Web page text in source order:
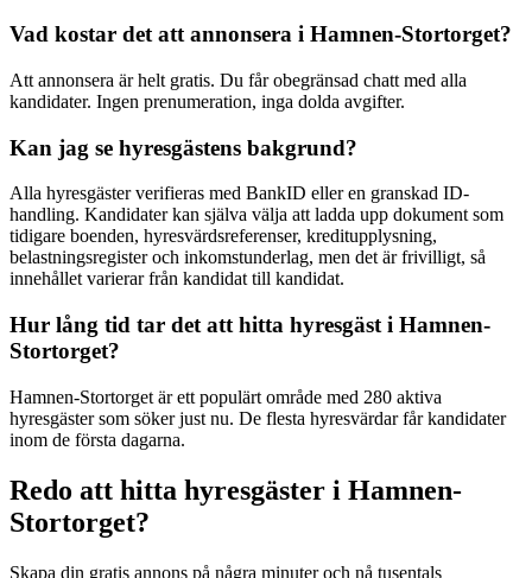
Vad kostar det att annonsera i Hamnen-Stortorget?
Att annonsera är helt gratis. Du får obegränsad chatt med alla
kandidater. Ingen prenumeration, inga dolda avgifter.
Kan jag se hyresgästens bakgrund?
Alla hyresgäster verifieras med BankID eller en granskad ID-
handling. Kandidater kan själva välja att ladda upp dokument som
tidigare boenden, hyresvärdsreferenser, kreditupplysning,
belastningsregister och inkomstunderlag, men det är frivilligt, så
innehållet varierar från kandidat till kandidat.
Hur lång tid tar det att hitta hyresgäst i Hamnen-
Stortorget?
Hamnen-Stortorget är ett populärt område med 280 aktiva
hyresgäster som söker just nu. De flesta hyresvärdar får kandidater
inom de första dagarna.
Redo att hitta hyresgäster i Hamnen-
Stortorget?
Skapa din gratis annons på några minuter och nå tusentals